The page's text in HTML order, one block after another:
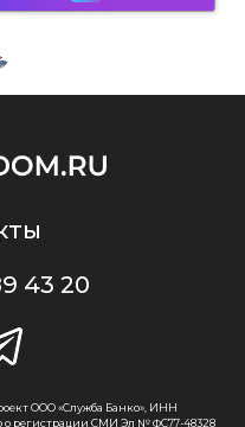
43 20
ООО «Служба Банко», ИНН
о регистрации СМИ Эл № ФС77-48328